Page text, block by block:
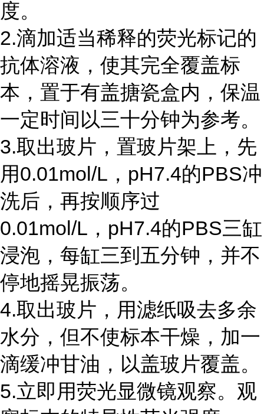
度。
2.滴加适当稀释的荧光标记的
抗体溶液，使其完全覆盖标
本，置于有盖搪瓷盒内，保温
一定时间以三十分钟为参考。
3.取出玻片，置玻片架上，先
用0.01mol/L，pH7.4的PBS冲
洗后，再按顺序过
0.01mol/L，pH7.4的PBS三缸
浸泡，每缸三到五分钟，并不
停地摇晃振荡。
4.取出玻片，用滤纸吸去多余
水分，但不使标本干燥，加一
滴缓冲甘油，以盖玻片覆盖。
5.立即用荧光显微镜观察。观